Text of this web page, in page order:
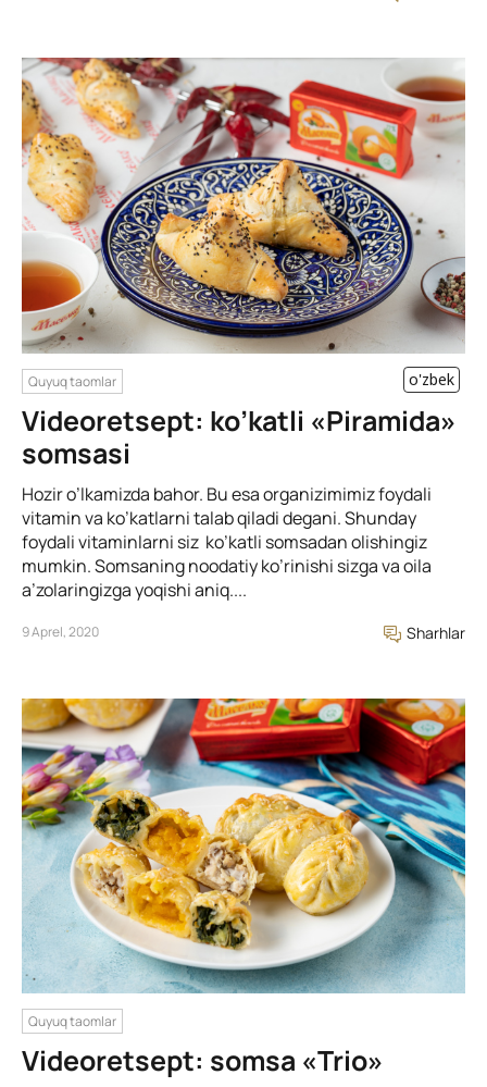
Quyuq taomlar o'zbek
Videoretsept: ko’katli «Piramida»
somsasi
Hozir o’lkamizda bahor. Bu esa organizimimiz foydali
vitamin va ko’katlarni talab qiladi degani. Shunday
foydali vitaminlarni siz ko’katli somsadan olishingiz
mumkin. Somsaning noodatiy ko’rinishi sizga va oila
a’zolaringizga yoqishi aniq....
9 Aprel, 2020 Sharhlar
Quyuq taomlar
Videoretsept: somsa «Trio»